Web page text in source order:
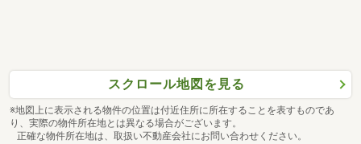
スクロール地図を見る
※地図上に表示される物件の位置は付近住所に所在することを表すものであ
り、実際の物件所在地とは異なる場合がございます。
正確な物件所在地は、取扱い不動産会社にお問い合わせください。